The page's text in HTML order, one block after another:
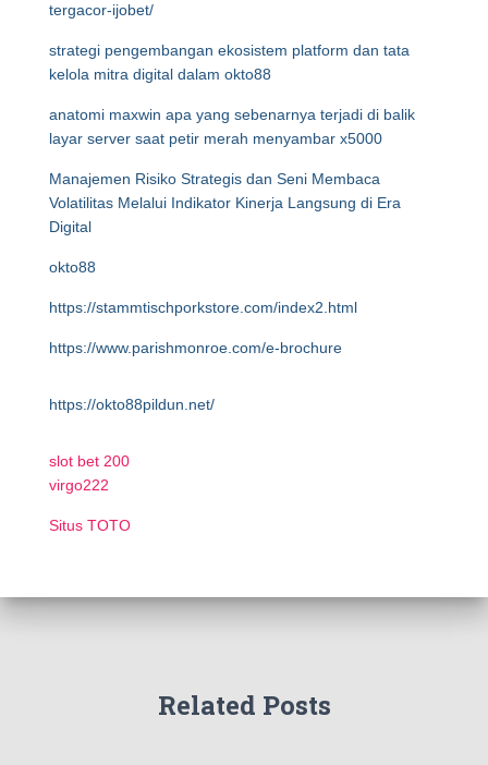
tergacor-ijobet/
strategi pengembangan ekosistem platform dan tata
kelola mitra digital dalam okto88
anatomi maxwin apa yang sebenarnya terjadi di balik
layar server saat petir merah menyambar x5000
Manajemen Risiko Strategis dan Seni Membaca
Volatilitas Melalui Indikator Kinerja Langsung di Era
Digital
okto88
https://stammtischporkstore.com/index2.html
https://www.parishmonroe.com/e-brochure
https://okto88pildun.net/
slot bet 200
virgo222
Situs TOTO
Related Posts